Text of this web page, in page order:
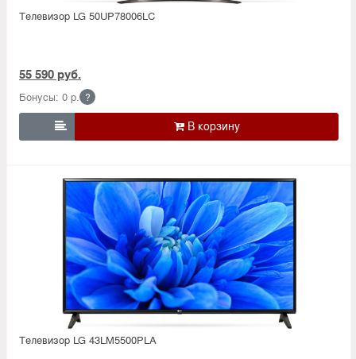
Телевизор LG 50UP78006LС
55 590 руб.
Бонусы: 0 р. ?

Телевизор LG 43LM5500PLA